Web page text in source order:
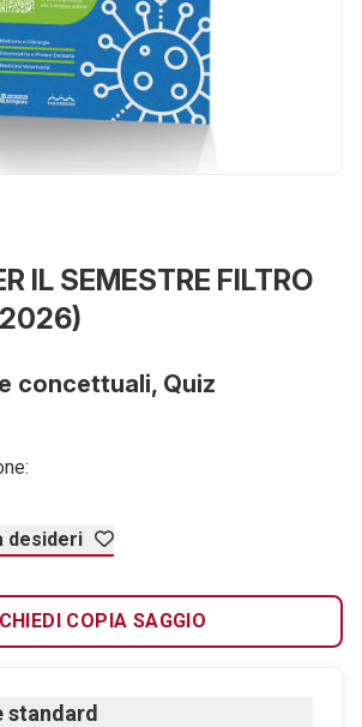
IL SEMESTRE FILTRO
concettuali, Quiz
desideri
COPIA SAGGIO
standard